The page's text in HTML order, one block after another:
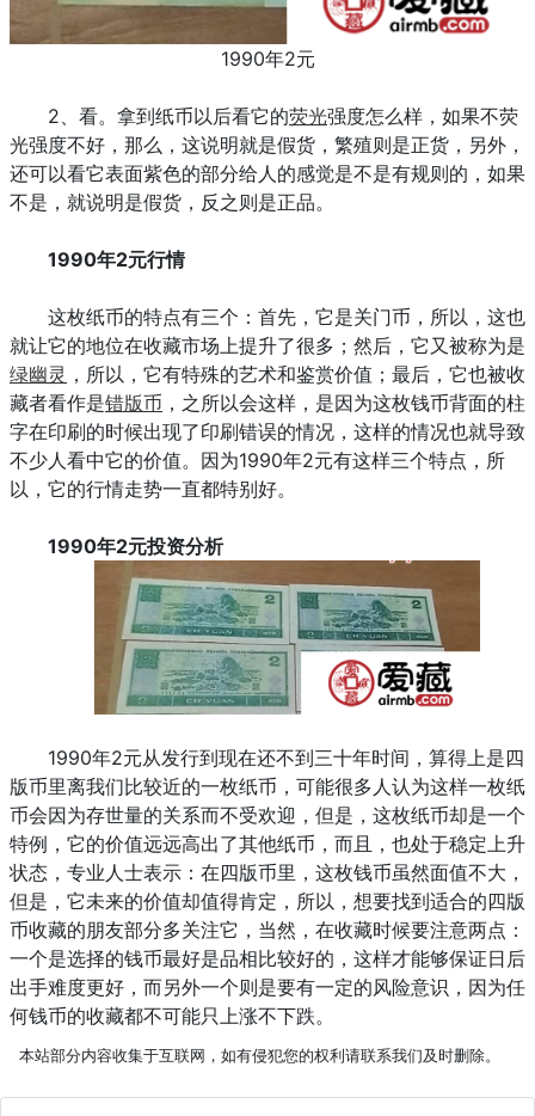
1990年2元
2、看。拿到纸币以后看它的荧光强度怎么样，如果不荧
光强度不好，那么，这说明就是假货，繁殖则是正货，另外，
还可以看它表面紫色的部分给人的感觉是不是有规则的，如果
不是，就说明是假货，反之则是正品。
1990年2元行情
这枚纸币的特点有三个：首先，它是关门币，所以，这也
就让它的地位在收藏市场上提升了很多；然后，它又被称为是
绿幽灵 ，所以，它有特殊的艺术和鉴赏价值；最后，它也被收
藏者看作是错版币 ，之所以会这样，是因为这枚钱币背面的柱
字在印刷的时候出现了印刷错误的情况，这样的情况也就导致
不少人看中它的价值。因为1990年2元有这样三个特点，所
以，它的行情走势一直都特别好。
1990年2元投资分析
1990年2元从发行到现在还不到三十年时间，算得上是四
版币里离我们比较近的一枚纸币，可能很多人认为这样一枚纸
币会因为存世量的关系而不受欢迎，但是，这枚纸币却是一个
特例，它的价值远远高出了其他纸币，而且，也处于稳定上升
状态，专业人士表示：在四版币里，这枚钱币虽然面值不大，
但是，它未来的价值却值得肯定，所以，想要找到适合的四版
币收藏的朋友部分多关注它，当然，在收藏时候要注意两点：
一个是选择的钱币最好是品相比较好的，这样才能够保证日后
出手难度更好，而另外一个则是要有一定的风险意识，因为任
何钱币的收藏都不可能只上涨不下跌。
本站部分内容收集于互联网，如有侵犯您的权利请联系我们及时删除。